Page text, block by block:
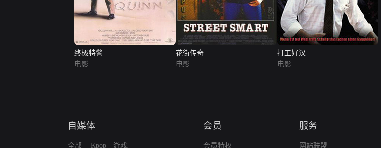
终极特警
电影
花街传奇
电影
打工好汉
电影
自媒体
全部 Kpop 游戏
会员
会员特权
服务
网站联盟